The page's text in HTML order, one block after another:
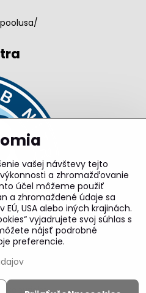
Copyright
vašej návštevy tejto
a zhromažďovanie
účel môžeme použiť
a zhromaždené údaje sa
USA alebo iných krajinách.
vyjadrujete svoj súhlas s
nájsť podrobné
preferencie.